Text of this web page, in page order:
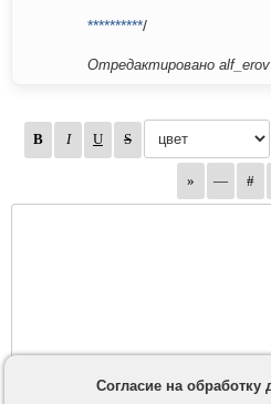
**********/
Отредактировано
Согласие на